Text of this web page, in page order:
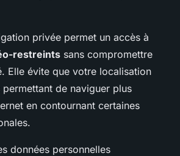
privée permet un accès à
restreints sans compromettre
Elle évite que votre localisation
de naviguer plus
en contournant certaines
données personnelles